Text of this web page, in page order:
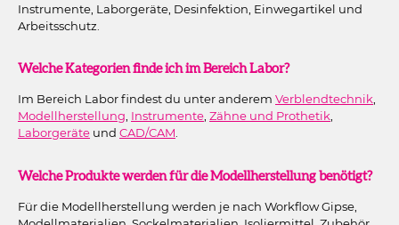
Instrumente, Laborgeräte, Desinfektion, Einwegartikel und
Arbeitsschutz.
Welche Kategorien finde ich im Bereich Labor?
Im Bereich Labor findest du unter anderem Verblendtechnik,
Modellherstellung, Instrumente, Zähne und Prothetik,
Laborgeräte und CAD/CAM.
Welche Produkte werden für die Modellherstellung benötigt?
Für die Modellherstellung werden je nach Workflow Gipse,